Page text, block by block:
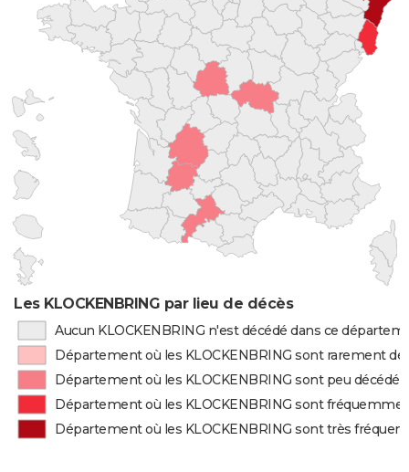
Les KLOCKENBRING par lieu de décès
Aucun KLOCKENBRING n'est décédé dans ce
Département où les KLOCKENBRING sont rarement
Département où les KLOCKENBRING sont peu décédés
Département où les KLOCKENBRING sont
Département où les KLOCKENBRING sont très